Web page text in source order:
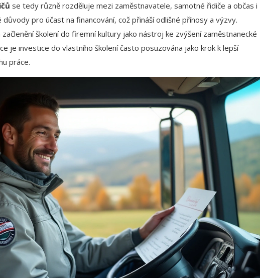
se tedy různě rozděluje mezi zaměstnavatele, samotné řidiče a občas i
pro účast na financování, což přináší odlišné přínosy a výzvy.
školení do firemní kultury jako nástroj ke zvýšení zaměstnanecké
je investice do vlastního školení často posuzována jako krok k lepší
práce.